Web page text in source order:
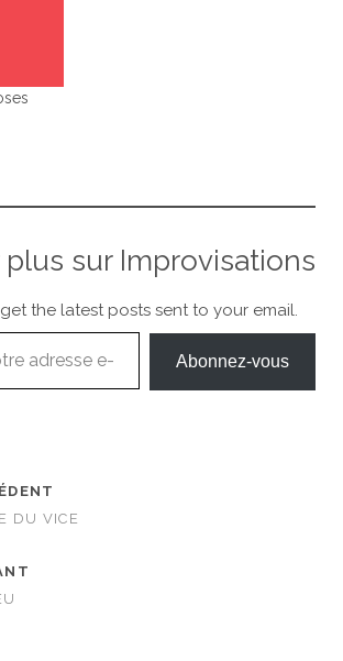
plus sur Improvisations
the latest posts sent to your email.
Abonnez-vous
DU VICE